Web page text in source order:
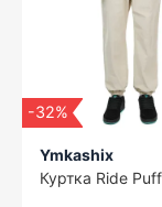
-32%
Ymkashix
Куртка Ride